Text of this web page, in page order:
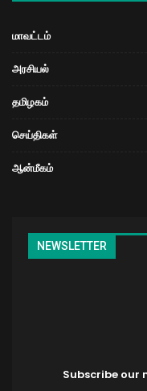
மாவட்டம்
அரசியல்
தமிழகம்
செய்திகள்
ஆன்மீகம்
NEWSLETTER
Subscribe our